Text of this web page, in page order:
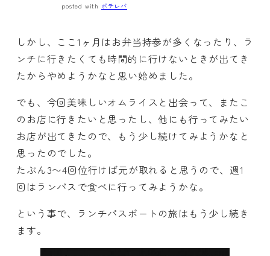
posted with ポチレバ
しかし、ここ1ヶ月はお弁当持参が多くなったり、ラ
ンチに行きたくても時間的に行けないときが出てき
たからやめようかなと思い始めました。
でも、今回美味しいオムライスと出会って、またこ
のお店に行きたいと思ったし、他にも行ってみたい
お店が出てきたので、もう少し続けてみようかなと
思ったのでした。
たぶん3〜4回位行けば元が取れると思うので、週1
回はランパスで食べに行ってみようかな。
という事で、ランチパスポートの旅はもう少し続き
ます。